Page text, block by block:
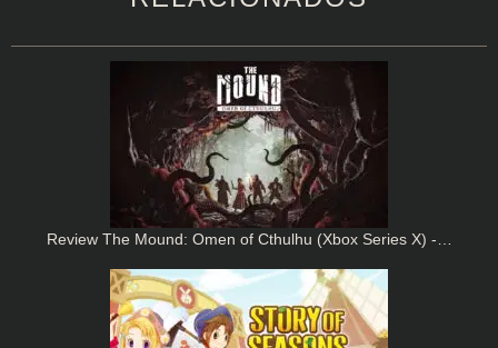
Review The Mound: Omen of Cthulhu (Xbox Series X) -…